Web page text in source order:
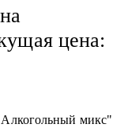
цена:
микс"